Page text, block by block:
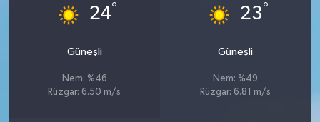
24°
Güneşli
Nem: %46
Rüzgar: 6.50 m/s
23°
Güneşli
Nem: %49
Rüzgar: 6.81 m/s